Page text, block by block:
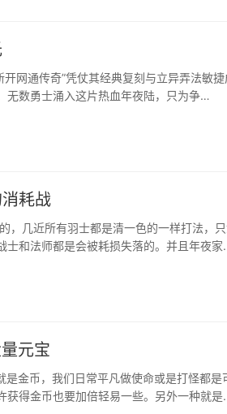
通传奇”凭仗其经典复刻与立异弄法敏捷
无数勇士涌入这片热血年夜陆，只为争…
耗战
，几近所有羽士都是清一色的一样打法，
士和法师都是会被耗损失落的。并且年夜家
元宝
金币，我们日常平凡做使命或是打怪都是
获得金币也要加倍轻易一些。另外一种就是